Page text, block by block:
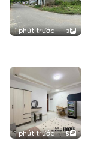
1 phút trước 3
1 phút trước 5